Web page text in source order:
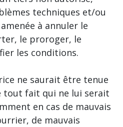
techniques et/ou
à annuler le
le proroger, le
les conditions.
ne saurait être tenue
tout fait qui ne lui serait
en cas de mauvais
de mauvais